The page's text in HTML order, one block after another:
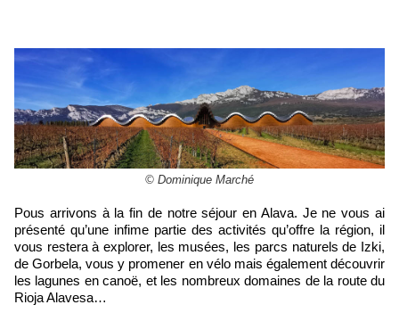
© Dominique Marché
Pous arrivons à la fin de notre séjour en Alava. Je ne vous ai
présenté qu’une infime partie des activités qu’offre la région, il
vous restera à explorer, les musées, les parcs naturels de Izki,
de Gorbela, vous y promener en vélo mais également découvrir
les lagunes en canoë, et les nombreux domaines de la route du
Rioja Alavesa…